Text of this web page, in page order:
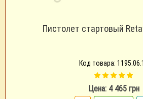
Пистолет стартовый
Код товара:
Цена: 4 465 грн